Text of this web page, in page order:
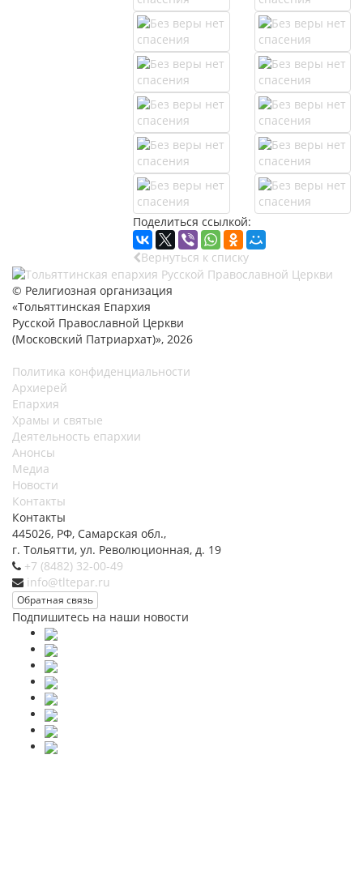
Поделиться ссылкой:
Вернуться к списку
© Религиозная организация
«Тольяттинская Епархия
Русской Православной Церкви
(Московский Патриархат)», 2026
Политика конфиденциальности
Архиерей
Епархия
Храмы и святые
Деятельность епархии
Анонсы
Медиа
Новости
Контакты
Контакты
445026, РФ, Самарская обл.,
г. Тольятти, ул. Революционная, д. 19
+7 (8482) 32-00-49
info@tltepar.ru
Обратная связь
Подпишитесь на наши новости